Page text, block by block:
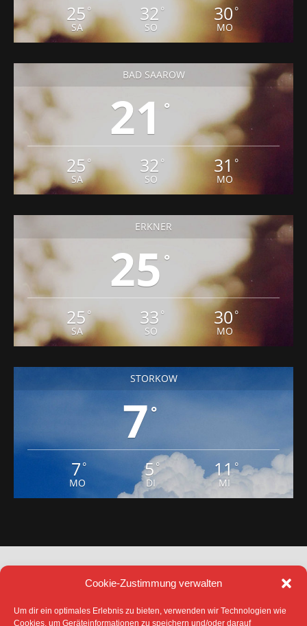
Cookie-Zustimmung verwalten
Um dir ein optimales Erlebnis zu bieten, verwenden wir Technologien wie
Cookies, um Geräteinformationen zu speichern und/oder darauf
25 °
SA
32 °
SO
30 °
MO
BAD SAAROW
21 °
25 °
SA
32 °
SO
31 °
MO
ERKNER
25 °
25 °
SA
33 °
SO
30 °
MO
STORKOW
7°
7 °
MO
5°
DI
11°
MI